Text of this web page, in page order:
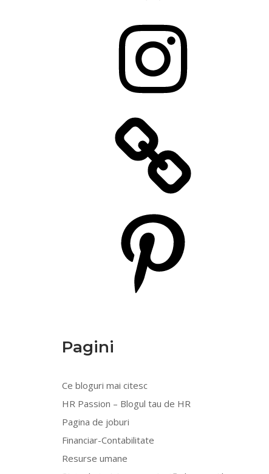
Pagini
Ce bloguri mai citesc
HR Passion – Blogul tau de HR
Pagina de joburi
Financiar-Contabilitate
Resurse umane